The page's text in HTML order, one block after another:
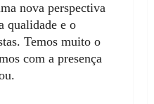
nova perspectiva
qualidade e o
Temos muito o
com a presença